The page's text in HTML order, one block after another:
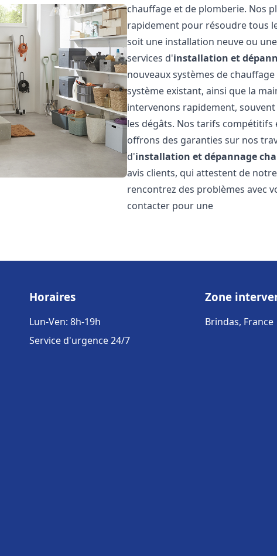
chauffage et de plomberie. Nos
rapidement pour résoudre tous
soit une installation neuve ou
services d'installation et
nouveaux systèmes de
système existant, ainsi que la
intervenons rapidement,
les dégâts. Nos tarifs
offrons des garanties sur nos
d'installation et dépannage
avis clients, qui attestent de
rencontrez des problèmes avec
contacter pour une
Horaires
Lun-Ven: 8h-19h
Service d'urgence 24/7
Zone
Brindas, France